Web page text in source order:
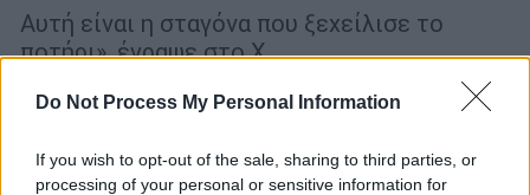
Do Not Process My Personal Information
If you wish to opt-out of the sale, sharing to third parties, or
processing of your personal or sensitive information for
Αυτή είναι η σταγόνα που ξεχείλισε το
ποτήρι», έγραψε στο X